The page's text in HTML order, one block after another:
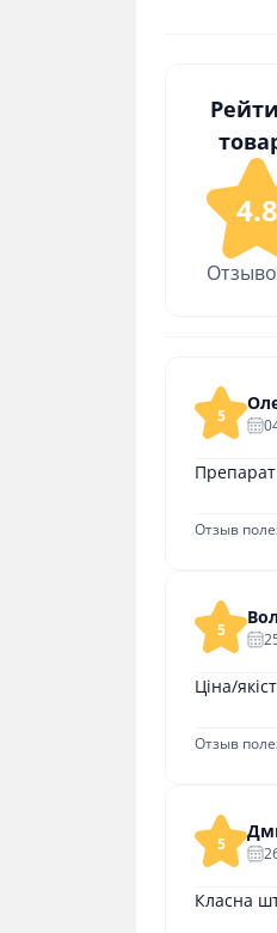
4.8
5
Отзыв
5
Ціна/
Отзыв
5
Класна